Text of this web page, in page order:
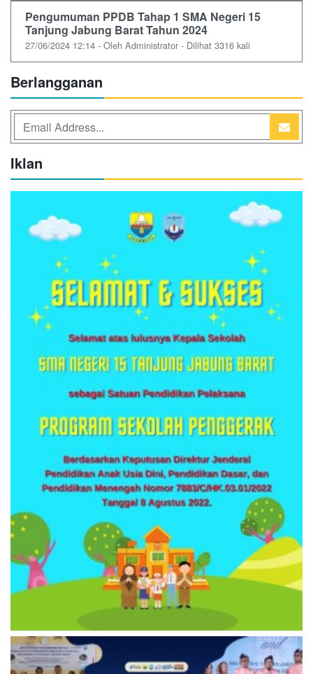
Pengumuman PPDB Tahap 1 SMA Negeri 15
Tanjung Jabung Barat Tahun 2024
27/06/2024 12:14 - Oleh Administrator - Dilihat 3316 kali
Berlangganan
Iklan